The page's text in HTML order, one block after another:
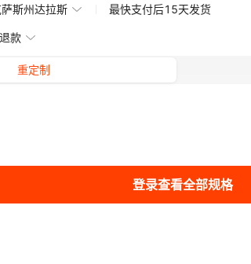
斯州达拉斯 最快支付后15天发货
款
重定制
登录查看全部规格